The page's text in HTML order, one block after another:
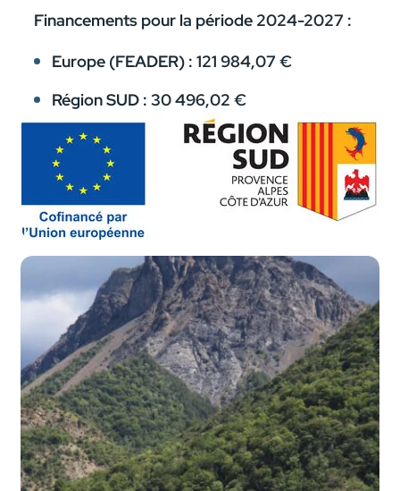
Financements pour la période 2024-2027 :
Europe (FEADER) : 121 984,07 €
Région SUD : 30 496,02 €